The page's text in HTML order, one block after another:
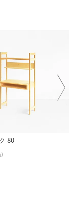
80
）